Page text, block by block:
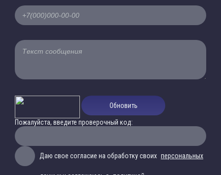
Обновить
Пожалуйста, введите проверочный код:
Даю свое согласие на обработку своих персональных